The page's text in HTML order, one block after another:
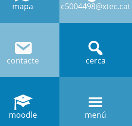
mapa c5004498@xtec.cat
contacte cerca
moodle menú